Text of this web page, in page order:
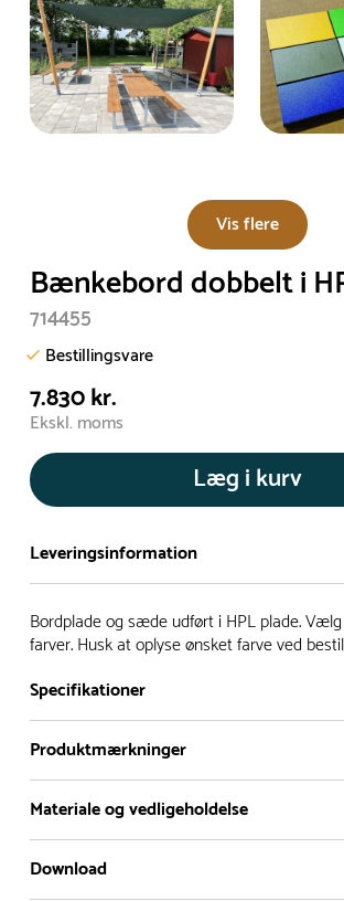
Vis flere
Bænkebord dobbelt i
714455
Bestillingsvare
7.830 kr.
Ekskl. moms
Læg i kurv
Leveringsinformation
Vi har et stort og effektivt lager på ca.
med mere end 5.000 forskellige produkter
omgående levering.
- Leveringstiden på lagervarer er i
hverdage
- Leveringstiden på specialvarer og
ved bestilling
- I tilfælde af restordre vil kundeservice
mail eller telefon med information om
Bordplade og sæde udført i HPL plade.
farver. Husk at oplyse ønsket farve ved
Specifikationer
Produktmærkninger
Materiale og vedligeholdelse
Materiale
Download